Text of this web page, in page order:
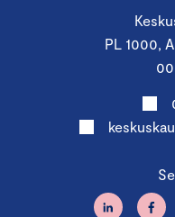
PL 1000,